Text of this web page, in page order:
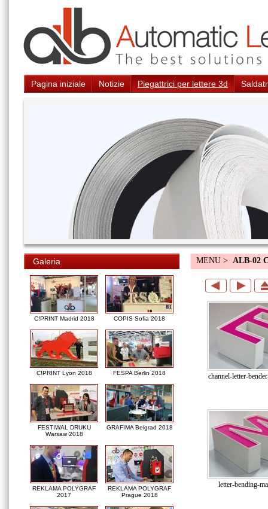
Pagina iniziale Notizie Piegattrici per lettere 3d
Galeria
C!PRINT Madrid 2018 COPIS Sofia 2018
C!PRINT Lyon 2018 FESPA Berlin 2018
FESTIWAL DRUKU
Warsaw 2018
GRAFIMA Belgrad 2018
REKLAMA POLYGRAF
2017
REKLAMA POLYGRAF
Prague 2018
MENU > ALB-02
channel-letter-
letter-bending-